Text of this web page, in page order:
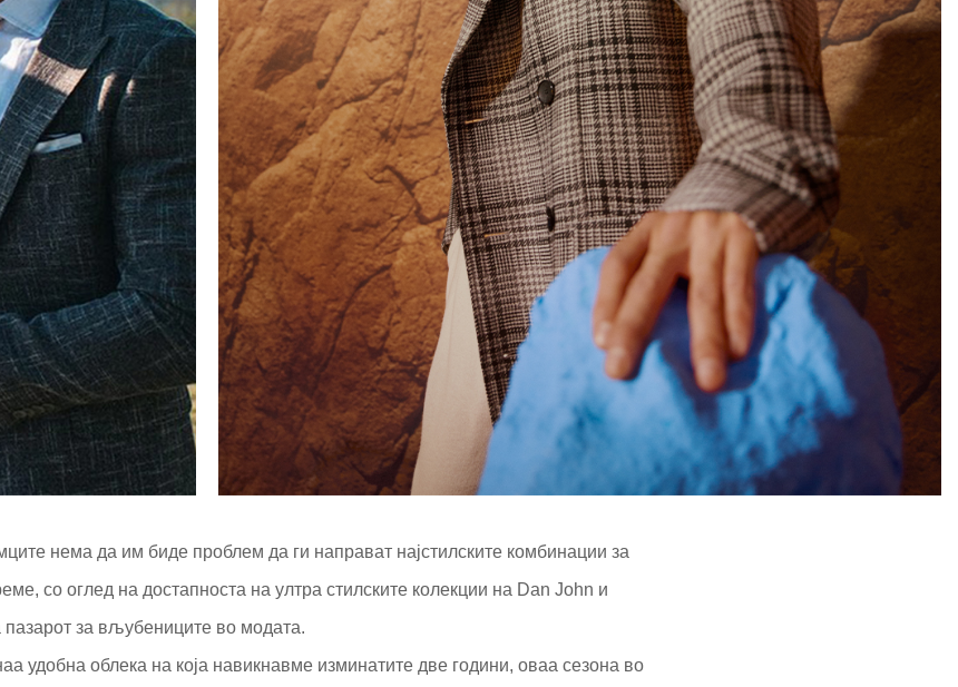
нема да им биде проблем да ги направат најстилските комбинации за
со оглед на достапноста на ултра стилските колекции на Dan John и
пазарот за вљубениците во модата.
удобна облека на која навикнавме изминатите две години, оваа сезона во